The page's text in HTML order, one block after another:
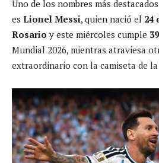
Uno de los nombres más
es Lionel Messi, quien nació el 24
Rosario y este miércoles cumple
Mundial 2026, mientras atraviesa
extraordinario con la camiseta de